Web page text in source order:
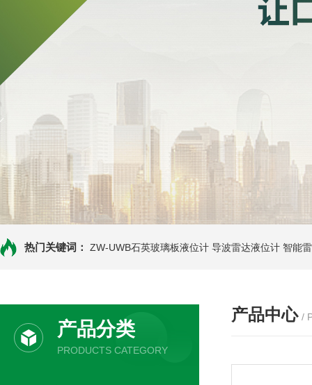
热门关键词： ZW-UWB石英玻璃板液位计 导波雷达液位计 智能
产品分类
PRODUCTS CATEGORY
产品中心 /